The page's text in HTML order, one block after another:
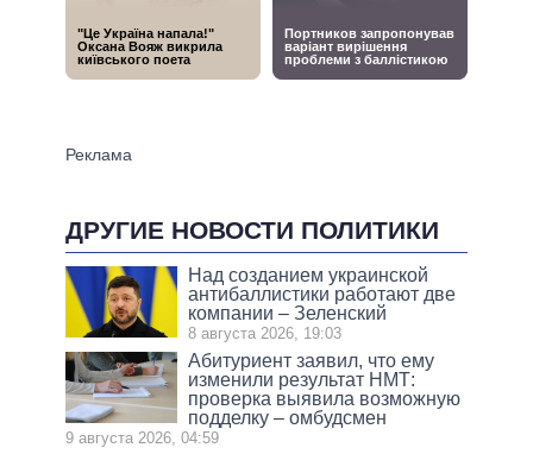
ДРУГИЕ НОВОСТИ ПОЛИТИКИ
Над созданием украинской
антибаллистики работают две
компании – Зеленский
8 августа 2026, 19:03
Абитуриент заявил, что ему
изменили результат НМТ:
проверка выявила возможную
подделку – омбудсмен
9 августа 2026, 04:59